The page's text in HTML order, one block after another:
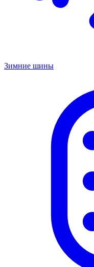
Зимние шины